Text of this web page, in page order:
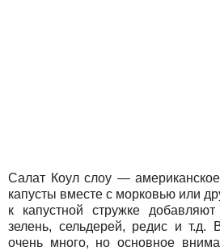
Салат Коул слоу —
капусты вместе с морковью или
к капустной стружке
зелень, сельдерей, редис и т.д.
очень много, но основное